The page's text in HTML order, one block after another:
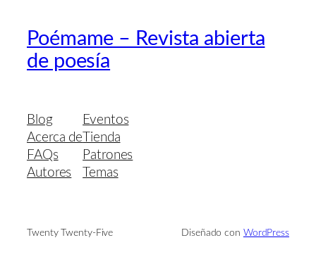
Poémame – Revista abierta
de poesía
Blog
Acerca de
FAQs
Autores
Eventos
Tienda
Patrones
Temas
Twenty Twenty-Five Diseñado con WordPress